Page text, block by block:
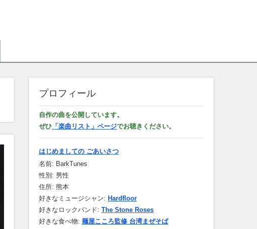
プロフィール
自作の曲を公開しています。
ぜひ 「楽曲リスト」ページでお聴きください。
はじめましての ごあいさつ
名前: BarkTunes
性別: 男性
住所: 熊本
好きなミュージシャン: Hardfloor
好きなロックバンド: The Stone Roses
好きな食べ物: 麺屋こころ監修 台湾まぜそば